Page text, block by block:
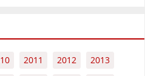
2011 2012
2013